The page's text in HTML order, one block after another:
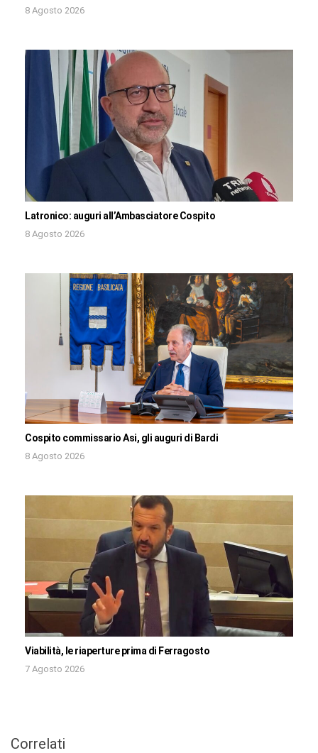
8 Agosto 2026
Latronico: auguri all’Ambasciatore Cospito
8 Agosto 2026
Cospito commissario Asi, gli auguri di Bardi
8 Agosto 2026
Viabilità, le riaperture prima di Ferragosto
7 Agosto 2026
Correlati